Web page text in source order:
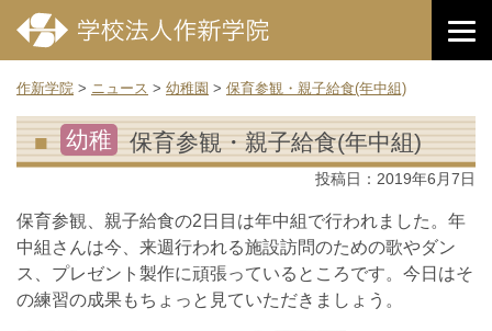
作新学院 > ニュース > 幼稚園 > 保育参観・親子給食(年中組)
幼稚 保育参観・親子給食(年中組)
投稿日： 2019年6月7日
保育参観、親子給食の2日目は年中組で行われました。年
中組さんは今、来週行われる施設訪問のための歌やダン
ス、プレゼント製作に頑張っているところです。今日はそ
の練習の成果もちょっと見ていただきましょう。